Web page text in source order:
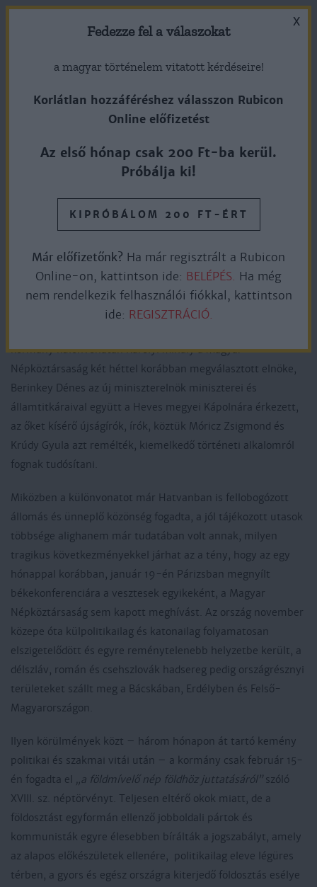
Mihály földosztásba kezd saját
Amikor 1919. február 23-án – az egy héttel korábban
kormány különvonatán Károlyi Mihály a Magyar
Népköztársaság két héttel korábban megválasztott elnöke,
Berinkey Dénes az új miniszterelnök miniszterei és
államtitkáraival együtt a Heves megyei Kápolnára érkezett,
az őket kísérő újságírók, írók, köztük Móricz Zsigmond és
Krúdy Gyula azt remélték, kiemelkedő történeti alkalomról
fognak tudósítani.
Miközben a különvonatot már Hatvanban is fellobogózott
állomás és ünneplő közönség fogadta, a jól tájékozott utasok
többsége alighanem már tudatában volt annak, milyen
tragikus következményekkel járhat az a tény, hogy az egy
hónappal korábban, január 19-én Párizsban megnyílt
békekonferenciára a vesztesek egyikeként, a Magyar
Népköztársaság sem kapott meghívást. Az ország november
közepe óta külpolitikailag és katonailag folyamatosan
elszigetelődött és egyre reménytelenebb helyzetbe került, a
délszláv, román és csehszlovák hadsereg pedig országrésznyi
területeket szállt meg a Bácskában, Erdélyben és Felső-
Magyarországon.
Ilyen körülmények közt – három hónapon át tartó kemény
politikai és szakmai vitái után – a kormány csak február 15-
én fogadta el
„a földmívelő nép földhöz juttatásáról”szóló
XVIII. sz. néptörvényt. Teljesen eltérő okok miatt, de a
földosztást egyformán ellenző jobboldali pártok és
kommunisták egyre élesebben bírálták a jogszabályt, amely
az alapos előkészületek ellenére, politikailag eleve légüres
térben, a gyors és egész országra kiterjedő földosztás esélye
X
Fedezze fel a válaszokat
a magyar történelem vitatott kérdéseire!
Korlátlan hozzáféréshez válasszon Rubicon
Online előfizetést
Az első hónap csak 200 Ft-ba kerül.
Próbálja ki!
KIPRÓBÁLOM 200 FT-ÉRT
Már előfizetőnk? Ha már regisztrált a Rubicon
Online-on, kattintson ide: BELÉPÉS. Ha még
nem rendelkezik felhasználói fiókkal, kattintson
ide: REGISZTRÁCIÓ.